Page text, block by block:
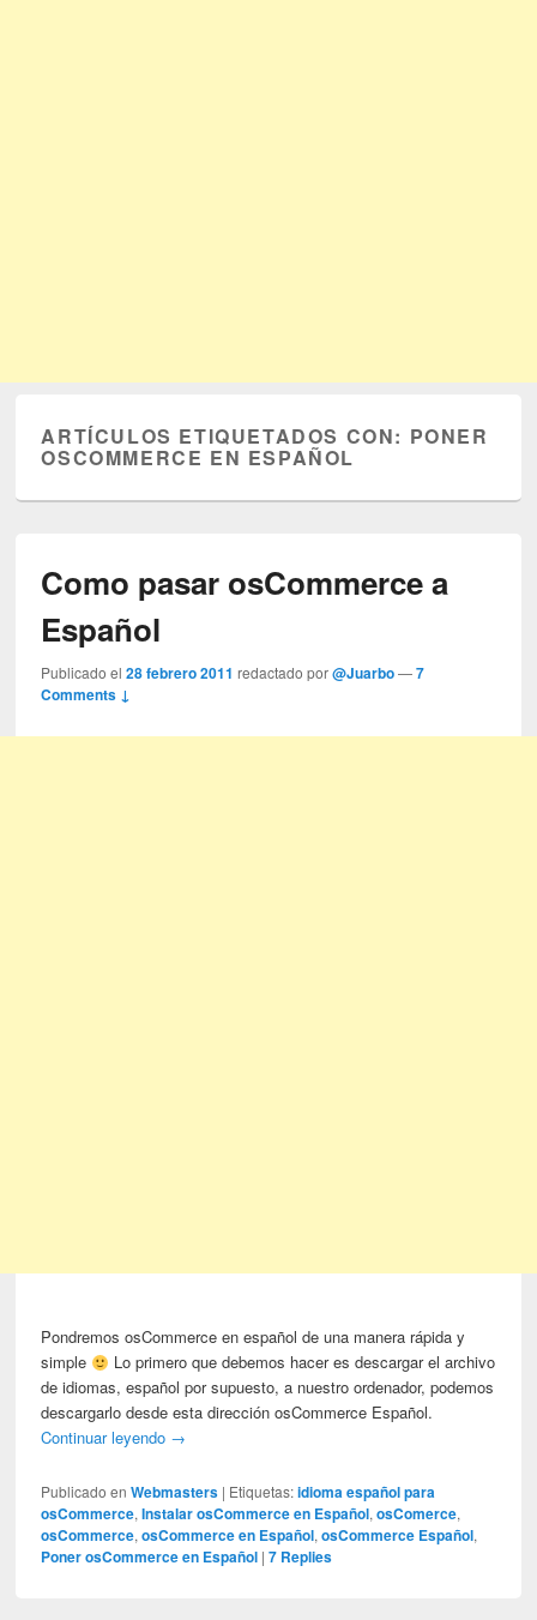
ARTÍCULOS ETIQUETADOS CON: PONER
OSCOMMERCE EN ESPAÑOL
Como pasar osCommerce a
Español
Publicado el28 febrero 2011 redactado por@Juarbo —7
Comments ↓
Pondremos osCommerce en español de una manera rápida y
simple
Lo primero que debemos hacer es descargar el archivo
de idiomas, español por supuesto, a nuestro ordenador, podemos
descargarlo desde esta dirección osCommerce Español.
Continuar leyendo →
Publicado en Webmasters | Etiquetas: idioma español para
osCommerce,Instalar osCommerce en Español,osComerce,
osCommerce,osCommerce en Español,osCommerce Español,
Poner osCommerce en Español |7 Replies